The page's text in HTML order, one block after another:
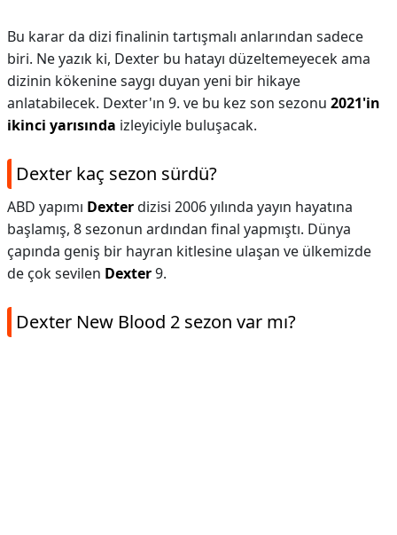
Bu karar da dizi finalinin tartışmalı anlarından sadece
biri. Ne yazık ki, Dexter bu hatayı düzeltemeyecek ama
dizinin kökenine saygı duyan yeni bir hikaye
anlatabilecek. Dexter'ın 9. ve bu kez son sezonu 2021'in
ikinci yarısında izleyiciyle buluşacak.
Dexter kaç sezon sürdü?
ABD yapımı Dexterdizisi 2006 yılında yayın hayatına
başlamış, 8 sezonun ardından final yapmıştı. Dünya
çapında geniş bir hayran kitlesine ulaşan ve ülkemizde
de çok sevilen Dexter9.
Dexter New Blood 2 sezon var mı?